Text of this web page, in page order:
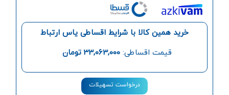
خرید همین کالا با شرایط اقساطی یاس ارتباط
قیمت اقساطی: 33,063,000 تومان
درخواست تسهیلات